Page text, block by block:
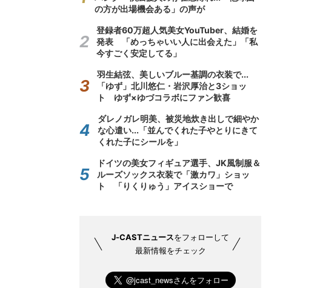
の方が出場機会ある」の声が
登録者60万超人気美女YouTuber、結婚を
発表 「めっちゃいい人に出会えた」「私
今すごく安定してる」
羽生結弦、美しいブルー基調の衣装で...
「ゆず」北川悠仁・岩沢厚治と3ショッ
ト ゆず×ゆづコラボにファン歓喜
ダレノガレ明美、被災地炊き出しで細やか
な心遣い...「並んでくれた子やとりにきて
くれた子にシールを」
ドイツの美女フィギュア選手、JK風制服＆
ルーズソックス衣装で「激カワ」ショッ
ト 「りくりゅう」アイスショーで
J-CASTニュースをフォローして
最新情報をチェック